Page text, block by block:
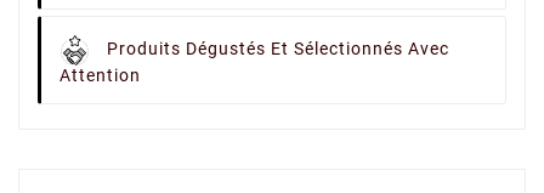
Produits Dégustés Et Sélectionnés Avec
Attention